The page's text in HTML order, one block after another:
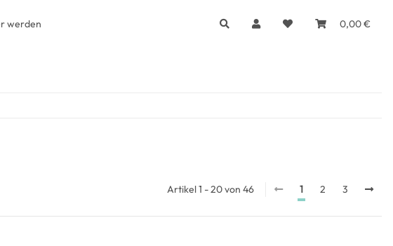
0,00 €
werden
Artikel 1 - 20 von 46 1 2 3